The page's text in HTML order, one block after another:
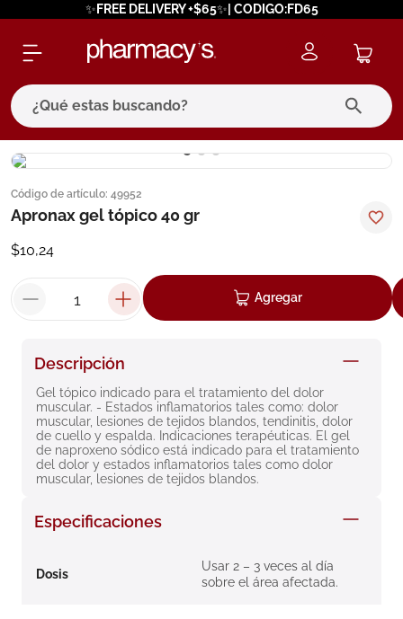
✨FREE DELIVERY +$65✨| CODIGO:FD65
¿Qué estas buscando?
Código de artículo: 49952
Apronax gel tópico 40 gr
$10,24
Agregar
Descripción
Gel tópico indicado para el tratamiento del dolor
muscular. - Estados inflamatorios tales como: dolor
muscular, lesiones de tejidos blandos, tendinitis, dolor
de cuello y espalda. Indicaciones terapéuticas. El gel
de naproxeno sódico está indicado para el tratamiento
del dolor y estados inflamatorios tales como dolor
muscular, lesiones de tejidos blandos.
Especificaciones
Dosis
Usar 2 – 3 veces al día
sobre el área afectada.
términos más buscados
1. eucerin
.
pilexil
5. cerave
6 degraler
7. isdin
8. roche posay
9. nivea
10.pañales